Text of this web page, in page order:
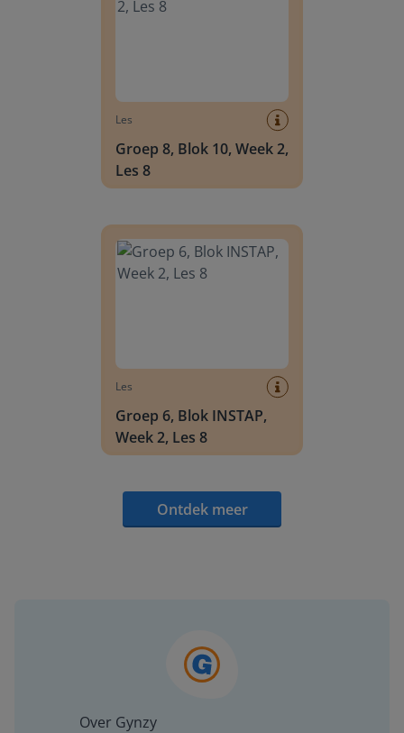
Les
Groep 8, Blok 10, Week 2,
Les 8
Les
Groep 6, Blok INSTAP,
Week 2, Les 8
Ontdek meer
Over Gynzy